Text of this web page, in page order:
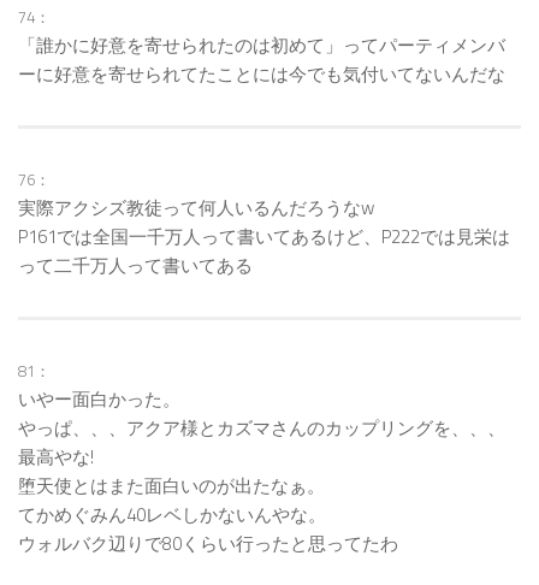
74：
「誰かに好意を寄せられたのは初めて」ってパーティメンバ
ーに好意を寄せられてたことには今でも気付いてないんだな
76：
実際アクシズ教徒って何人いるんだろうなw
P161では全国一千万人って書いてあるけど、P222では見栄は
って二千万人って書いてある
81：
いやー面白かった。
やっぱ、、、アクア様とカズマさんのカップリングを、、、
最高やな!
堕天使とはまた面白いのが出たなぁ。
てかめぐみん40レベしかないんやな。
ウォルバク辺りで80くらい行ったと思ってたわ